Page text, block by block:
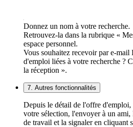
Donnez un nom à votre recherche.
Retrouvez-la dans la rubrique «
espace personnel.
Vous souhaitez recevoir par e-mail
d'emploi liées à votre recherche ?
la réception ».
7. Autres fonctionnalités
Depuis le détail de l'offre d'emploi,
votre sélection, l'envoyer à un
de travail et la signaler en cliquant